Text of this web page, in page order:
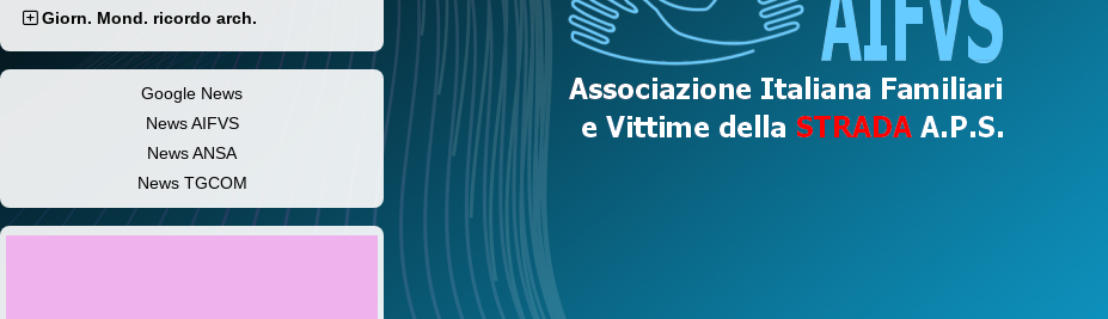
Giorn. Mond. ricordo arch.
Google News
News AIFVS
News ANSA
News TGCOM